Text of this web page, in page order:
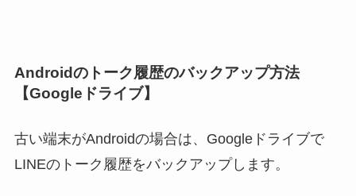
Androidのトーク履歴のバックアップ方法
【Googleドライブ】
古い端末がAndroidの場合は、Googleドライブで
LINEのトーク履歴をバックアップします。